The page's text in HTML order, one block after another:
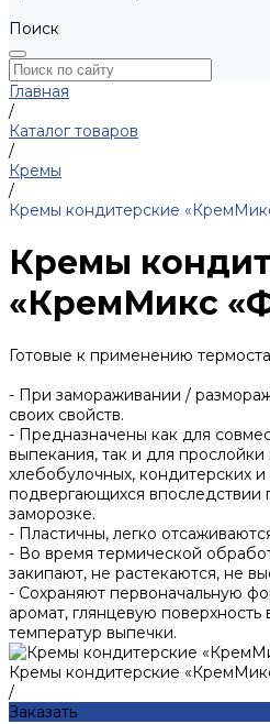
Поиск
Главная
/
Каталог товаров
/
Кремы
/
Кремы кондитерские
Кремы
«КремМикс
Готовые к применению
- При замораживании /
своих свойств.
- Предназначены как для
выпекания, так и для прослойки
хлебобулочных, кондитерских
подвергающихся впоследствии
заморозке.
- Пластичны, легко
- Во время термической
закипают, не растекаются, не
- Сохраняют первоначальную
аромат, глянцевую поверхность
температур выпечки.
Кремы кондитерские
/
Заказать